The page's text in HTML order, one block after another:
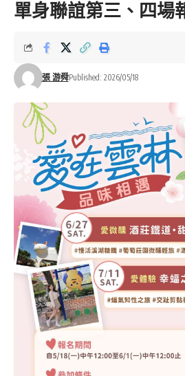
單身聯誼第三、四場
張 游舜Published: 2026/05/18